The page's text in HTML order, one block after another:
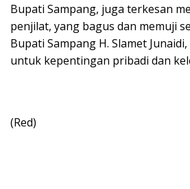
Bupati Sampang, juga terkesan
penjilat, yang bagus dan memuji
Bupati Sampang H. Slamet
untuk kepentingan pribadi dan
(Red)